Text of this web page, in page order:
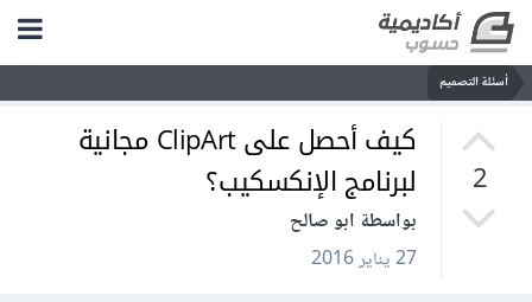
أسئلة التصميم
2
كيف أحصل على ClipArt مجانية
لبرنامج الإنكسكيب؟
بواسطة ابو صالح
27 يناير 2016